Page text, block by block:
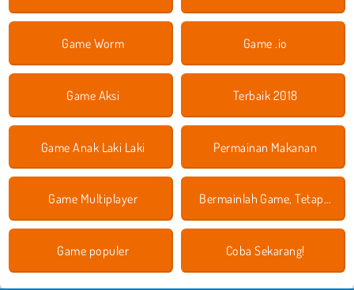
Game Worm Game .io
Game Aksi Terbaik 2018
Game Anak Laki Laki Permainan Makanan
Game Multiplayer Bermainlah Game, Tetap Aman!
Game populer Coba Sekarang!